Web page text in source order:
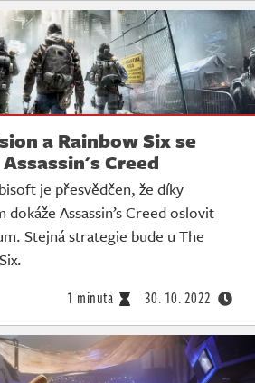
a Rainbow Six se
Creed
je přesvědčen, že díky
Assassin’s Creed oslovit
Stejná strategie bude u The
1 minuta 30. 10. 2022